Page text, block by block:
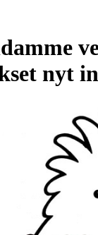
nyt